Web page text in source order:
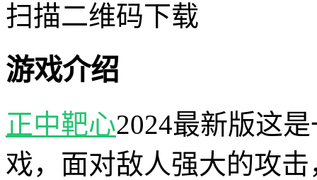
扫描二维码下载
游戏介绍
正中靶心2024最新版这
戏，面对敌人强大的攻